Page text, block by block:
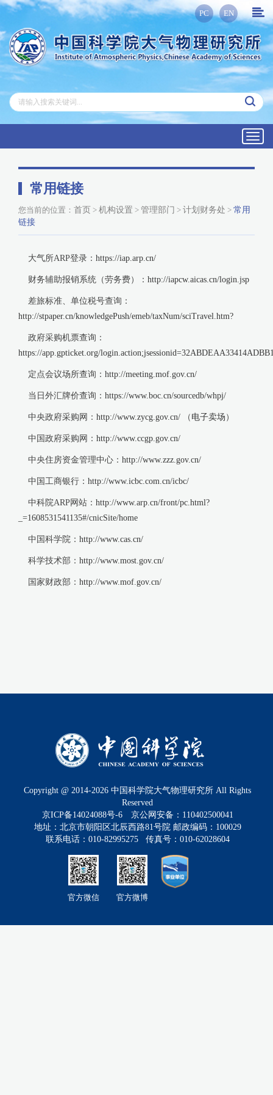
PC EN
常用链接
您当前的位置： 首页 > 机构设置 > 管理部门 > 计划财务处 > 常用
链接
大气所ARP登录： https://iap.arp.cn/
财务辅助报销系统（劳务费）： http://iapcw.aicas.cn/login.jsp
差旅标准、单位税号查询：
http://stpaper.cn/knowledgePush/emeb/taxNum/sciTravel.htm?
政府采购机票查询：
https://app.gpticket.org/
定点会议场所查询： http://meeting.mof.gov.cn/
当日外汇牌价查询： https://www.boc.cn/sourcedb/whpj/
中央政府采购网： http://www.zycg.gov.cn/ （ 电子卖场 ）
中国政府采购网： http://www.ccgp.gov.cn/
中央住房资金管理中心： http://www.zzz.gov.cn/
中国工商银行： http://www.icbc.com.cn/icbc/
中科院ARP网站： http://www.arp.cn/front/pc.html?
_=1608531541135#/cnicSite/home
中国科学院： http://www.cas.cn/
科学技术部： http://www.most.gov.cn/
国家财政部： http://www.mof.gov.cn/
Copyright @ 2014-2026 中国科学院大气物理研究所 All Rights
Reserved
京ICP备14024088号-6
京公网安备：110402500041
地址：北京市朝阳区北辰西路81号院 邮政编码：100029
联系电话：010-82995275 传真号：010-62028604
官方微信 官方微博